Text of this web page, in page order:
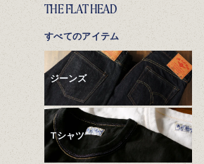
THE FLAT HEAD
すべてのアイテム
ジーンズ
Tシャツ